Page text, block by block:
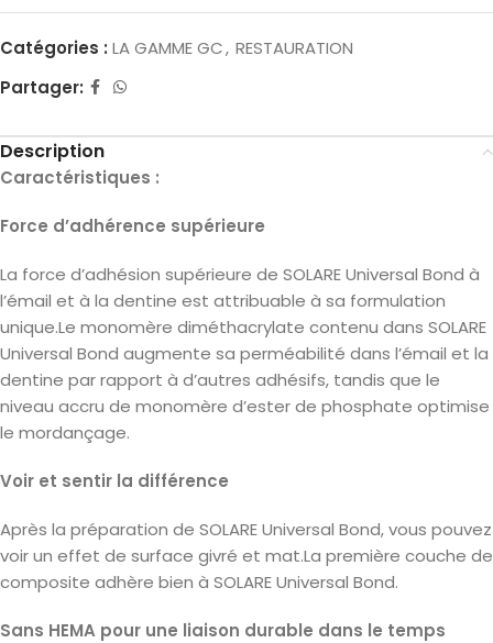
Catégories : LA GAMME GC, RESTAURATION
Partager:
Description
Caractéristiques :
Force d’adhérence supérieure
La force d’adhésion supérieure de SOLARE Universal Bond à
l’émail et à la dentine est attribuable à sa formulation
unique.Le monomère diméthacrylate contenu dans SOLARE
Universal Bond augmente sa perméabilité dans l’émail et la
dentine par rapport à d’autres adhésifs, tandis que le
niveau accru de monomère d’ester de phosphate optimise
le mordançage.
Voir et sentir la différence
Après la préparation de SOLARE Universal Bond, vous pouvez
voir un effet de surface givré et mat.La première couche de
composite adhère bien à SOLARE Universal Bond.
Sans HEMA pour une liaison durable dans le temps